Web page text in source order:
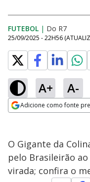
FUTEBOL | Do R7
25/09/2025 - 22H56
A+ A-
Adicione como fonte
O Gigante da
pelo Brasileirão
virada; confira o